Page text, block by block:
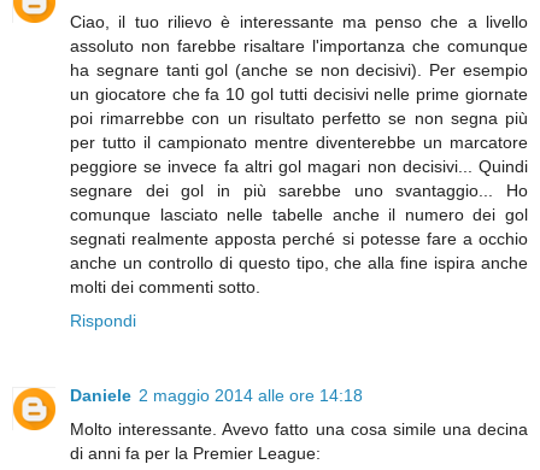
Ciao, il tuo rilievo è interessante ma penso che a livello
assoluto non farebbe risaltare l'importanza che comunque
ha segnare tanti gol (anche se non decisivi). Per esempio
un giocatore che fa 10 gol tutti decisivi nelle prime giornate
poi rimarrebbe con un risultato perfetto se non segna più
per tutto il campionato mentre diventerebbe un marcatore
peggiore se invece fa altri gol magari non decisivi... Quindi
segnare dei gol in più sarebbe uno svantaggio... Ho
comunque lasciato nelle tabelle anche il numero dei gol
segnati realmente apposta perché si potesse fare a occhio
anche un controllo di questo tipo, che alla fine ispira anche
molti dei commenti sotto.
Rispondi
Daniele 2 maggio 2014 alle ore 14:18
Molto interessante. Avevo fatto una cosa simile una decina
di anni fa per la Premier League: